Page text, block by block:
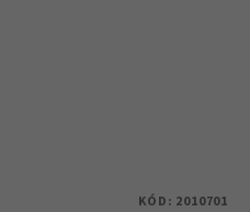
KÓD: 2010701